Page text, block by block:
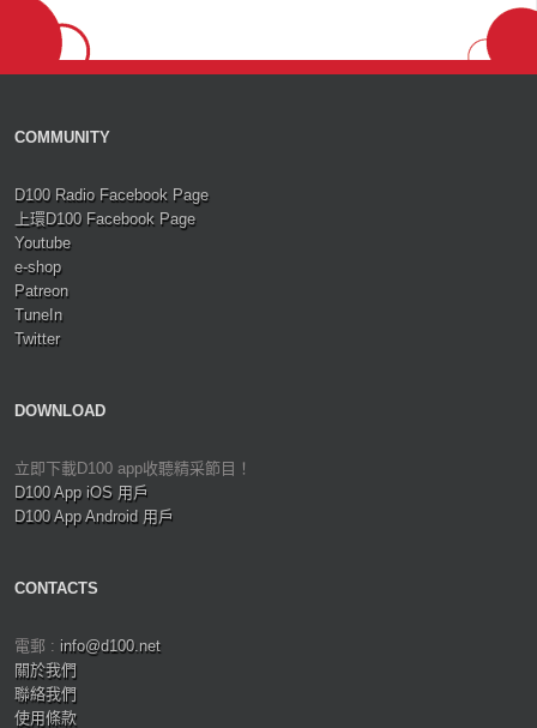
COMMUNITY
D100 Radio Facebook Page
上環D100 Facebook Page
Youtube
e-shop
Patreon
TuneIn
Twitter
DOWNLOAD
立即下載D100 app收聽精采節目！
D100 App iOS 用戶
D100 App Android 用戶
CONTACTS
電郵 : info@d100.net
關於我們
聯絡我們
使用條款